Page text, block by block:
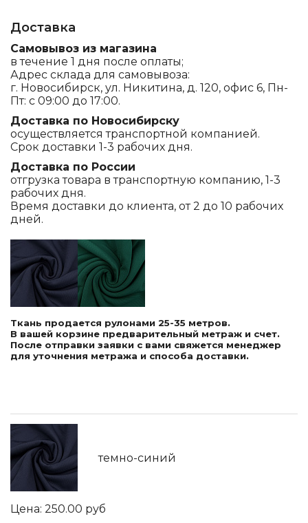
Доставка
Самовывоз из магазина
в течение 1 дня после оплаты;
Адрес склада для самовывоза:
г. Новосибирск, ул. Никитина, д. 120, офис 6, Пн-
Пт: с 09:00 до 17:00.
Доставка по Новосибирску
осуществляется транспортной компанией.
Срок доставки 1-3 рабочих дня.
Доставка по России
отгрузка товара в транспортную компанию, 1-3
рабочих дня.
Время доставки до клиента, от 2 до 10 рабочих
дней.
Ткань продается рулонами 25-35 метров.
В вашей корзине предварительный метраж и счет.
После отправки заявки с вами свяжется менеджер
для уточнения метража и способа доставки.
темно-синий
250.00 руб